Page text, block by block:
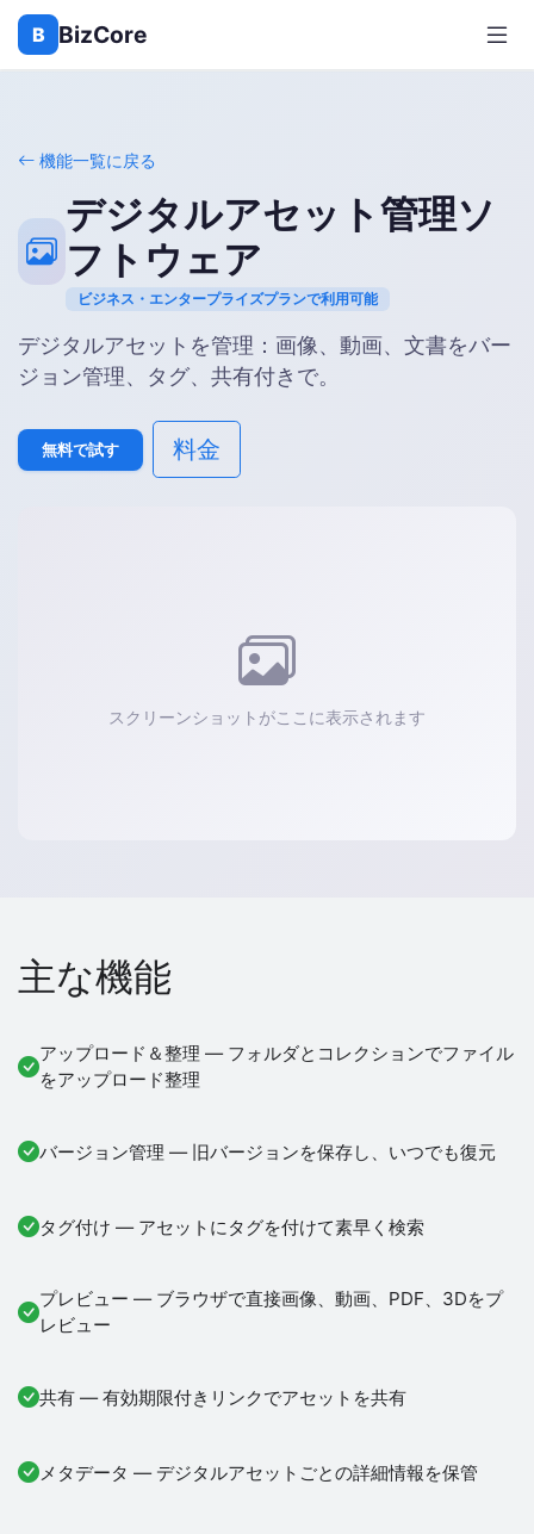
B BizCore
機能一覧に戻る
デジタルアセット管理ソ
フトウェア
ビジネス・エンタープライズプランで利用可能
デジタルアセットを管理：画像、動画、文書をバー
ジョン管理、タグ、共有付きで。
無料で試す 料金
スクリーンショットがここに表示されます
主な機能
アップロード＆整理 — フォルダとコレクションでファイル
をアップロード整理
バージョン管理 — 旧バージョンを保存し、いつでも復元
タグ付け — アセットにタグを付けて素早く検索
プレビュー — ブラウザで直接画像、動画、PDF、3Dをプ
レビュー
共有 — 有効期限付きリンクでアセットを共有
メタデータ — デジタルアセットごとの詳細情報を保管